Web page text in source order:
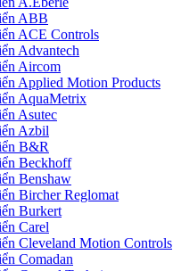
ABB
ACE Controls
Advantech
Aircom
Applied Motion Products
AquaMetrix
Asutec
Azbil
B&R
Beckhoff
Benshaw
Bircher Reglomat
Burkert
Carel
Cleveland Motion Controls
Comadan